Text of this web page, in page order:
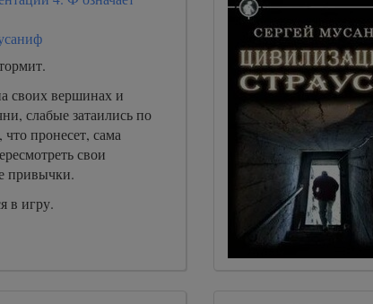
своих вершинах и
слабые затаились по
пронесет, сама
свои
привычки.
в игру.